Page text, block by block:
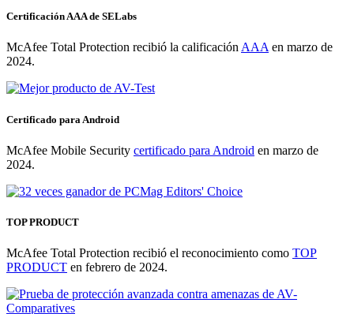
Certificación AAA de SELabs
McAfee Total Protection recibió la calificación AAA en marzo de
2024.
Certificado para Android
McAfee Mobile Security certificado para Android en marzo de
2024.
TOP PRODUCT
McAfee Total Protection recibió el reconocimiento como TOP
PRODUCT en febrero de 2024.